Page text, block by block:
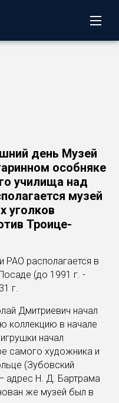
день Музей
особняке
училища над
музей
уголков
Троице-
РАО располагается в
(до 1991 г. -
г.
Дмитриевич начал
коллекцию в начале
начал
самого художника и
(Зубовский
адрес Н. Д. Бартрама
же музей был в